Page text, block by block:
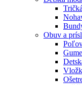
Tričká
Obuv a